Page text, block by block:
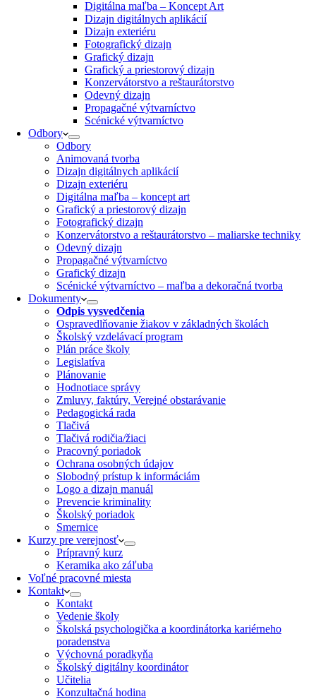
Digitálna maľba – Koncept Art
Dizajn digitálnych aplikácií
Dizajn exteriéru
Fotografický dizajn
Grafický dizajn
Grafický a priestorový dizajn
Konzervátorstvo a reštaurátorstvo
Odevný dizajn
Propagačné výtvarníctvo
Scénické výtvarníctvo
Odbory
Odbory
Animovaná tvorba
Dizajn digitálnych aplikácií
Dizajn exteriéru
Digitálna maľba – koncept art
Grafický a priestorový dizajn
Fotografický dizajn
Konzervátorstvo a reštaurátorstvo – maliarske techniky
Odevný dizajn
Propagačné výtvarníctvo
Grafický dizajn
Scénické výtvarníctvo – maľba a dekoračná tvorba
Dokumenty
Odpis vysvedčenia
Ospravedlňovanie žiakov v základných školách
Školský vzdelávací program
Plán práce školy
Legislatíva
Plánovanie
Hodnotiace správy
Zmluvy, faktúry, Verejné obstarávanie
Pedagogická rada
Tlačivá
Tlačivá rodičia/žiaci
Pracovný poriadok
Ochrana osobných údajov
Slobodný prístup k informáciám
Logo a dizajn manuál
Prevencie kriminality
Školský poriadok
Smernice
Kurzy pre verejnosť
Prípravný kurz
Keramika ako záľuba
Voľné pracovné miesta
Kontakt
Kontakt
Vedenie školy
Školská psychologička a koordinátorka kariérneho
poradenstva
Výchovná poradkyňa
Školský digitálny koordinátor
Učitelia
Konzultačná hodina